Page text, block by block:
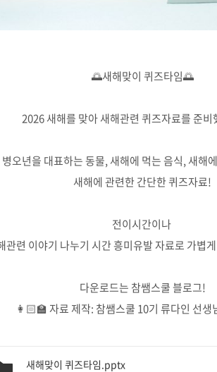
🌅새해맞이 퀴즈타임🌅
2026 새해를 맞아 새해관련 퀴즈자료를 준
병오년을 대표하는 동물, 새해에 먹는 음식, 새해
새해에 관련한 간단한 퀴즈자료!
전이시간이나
관련 이야기 나누기 시간 흥미유발 자료로 가볍
다운로드는 참쌤스쿨 블로그!
👩🏻‍🏫 자료 제작: 참쌤스쿨 10기 류다인 선
새해맞이 퀴즈타임.pptx